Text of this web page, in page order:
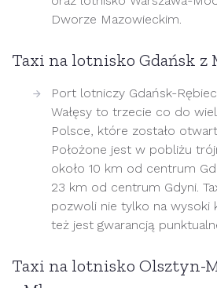
Dworze Mazowieckim.
Taxi na lotnisko Gdańsk z
Port lotniczy Gdańsk-
Wałęsy to trzecie co do
Polsce, które zostało
Położone jest w pobliżu
około 10 km od centrum
23 km od centrum Gdyni.
pozwoli nie tylko na
też jest gwarancją
Taxi na lotnisko Olsztyn-